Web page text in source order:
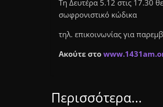
Τη Δευτέρα 5.12 στις 17.30
σωφρονιστικό κώδικα
τηλ. επικοινωνίας για
Ακούτε στο
Περισσότερα...